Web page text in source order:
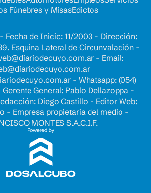
Fúnebres y MisasEdictos
Fecha de Inicio: 11/2003 - Dirección:
Esquina Lateral de Circunvalación -
- Email:
- Whatsapp: (054)
General: Pablo Dellazoppa -
Diego Castillo - Editor Web:
- Empresa propietaria del medio -
MONTES S.A.C.I.F.